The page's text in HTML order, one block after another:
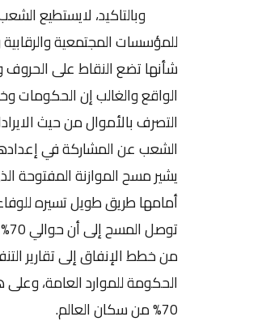
وبالتاكيد، لايستطيع
للمؤسسات المجتمعية
شأنها تضع النقاط على
الواقع والغالب إن الحكومات
التصرف بالأموال من حيث
الشعب عن المشاركة في
يشير مسح الموازنة المفتوحة
أمامها طريق طويل تسيره
من خطط الإنفاق إلى تقارير
الحكومة للموارد العامة،
70% من سكان العالم.